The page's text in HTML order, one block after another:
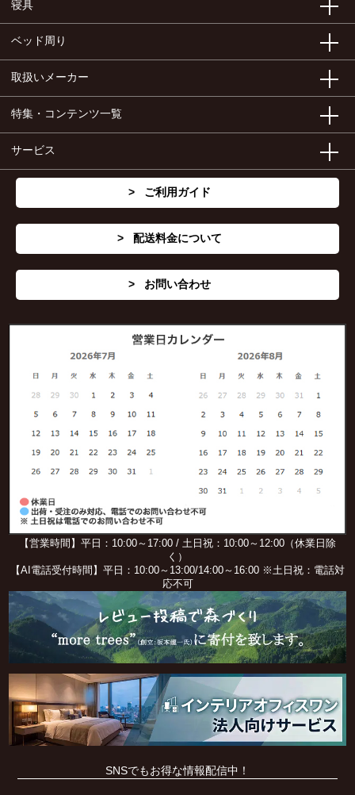
寝具
ベッド周り
取扱いメーカー
特集・コンテンツ一覧
サービス
ご利用ガイド
配送料金について
お問い合わせ
【営業時間】平日：10:00～17:00 / 土日祝：10:00～12:00（休業日除
く）
【AI電話受付時間】平日：10:00～13:00/14:00～16:00 ※土日祝：電話対
応不可
SNSでもお得な情報配信中！